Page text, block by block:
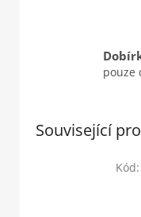
pouze
Související
Kód: